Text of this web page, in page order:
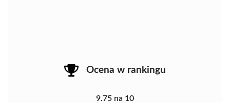
Ocena w rankingu
9.75 na 10